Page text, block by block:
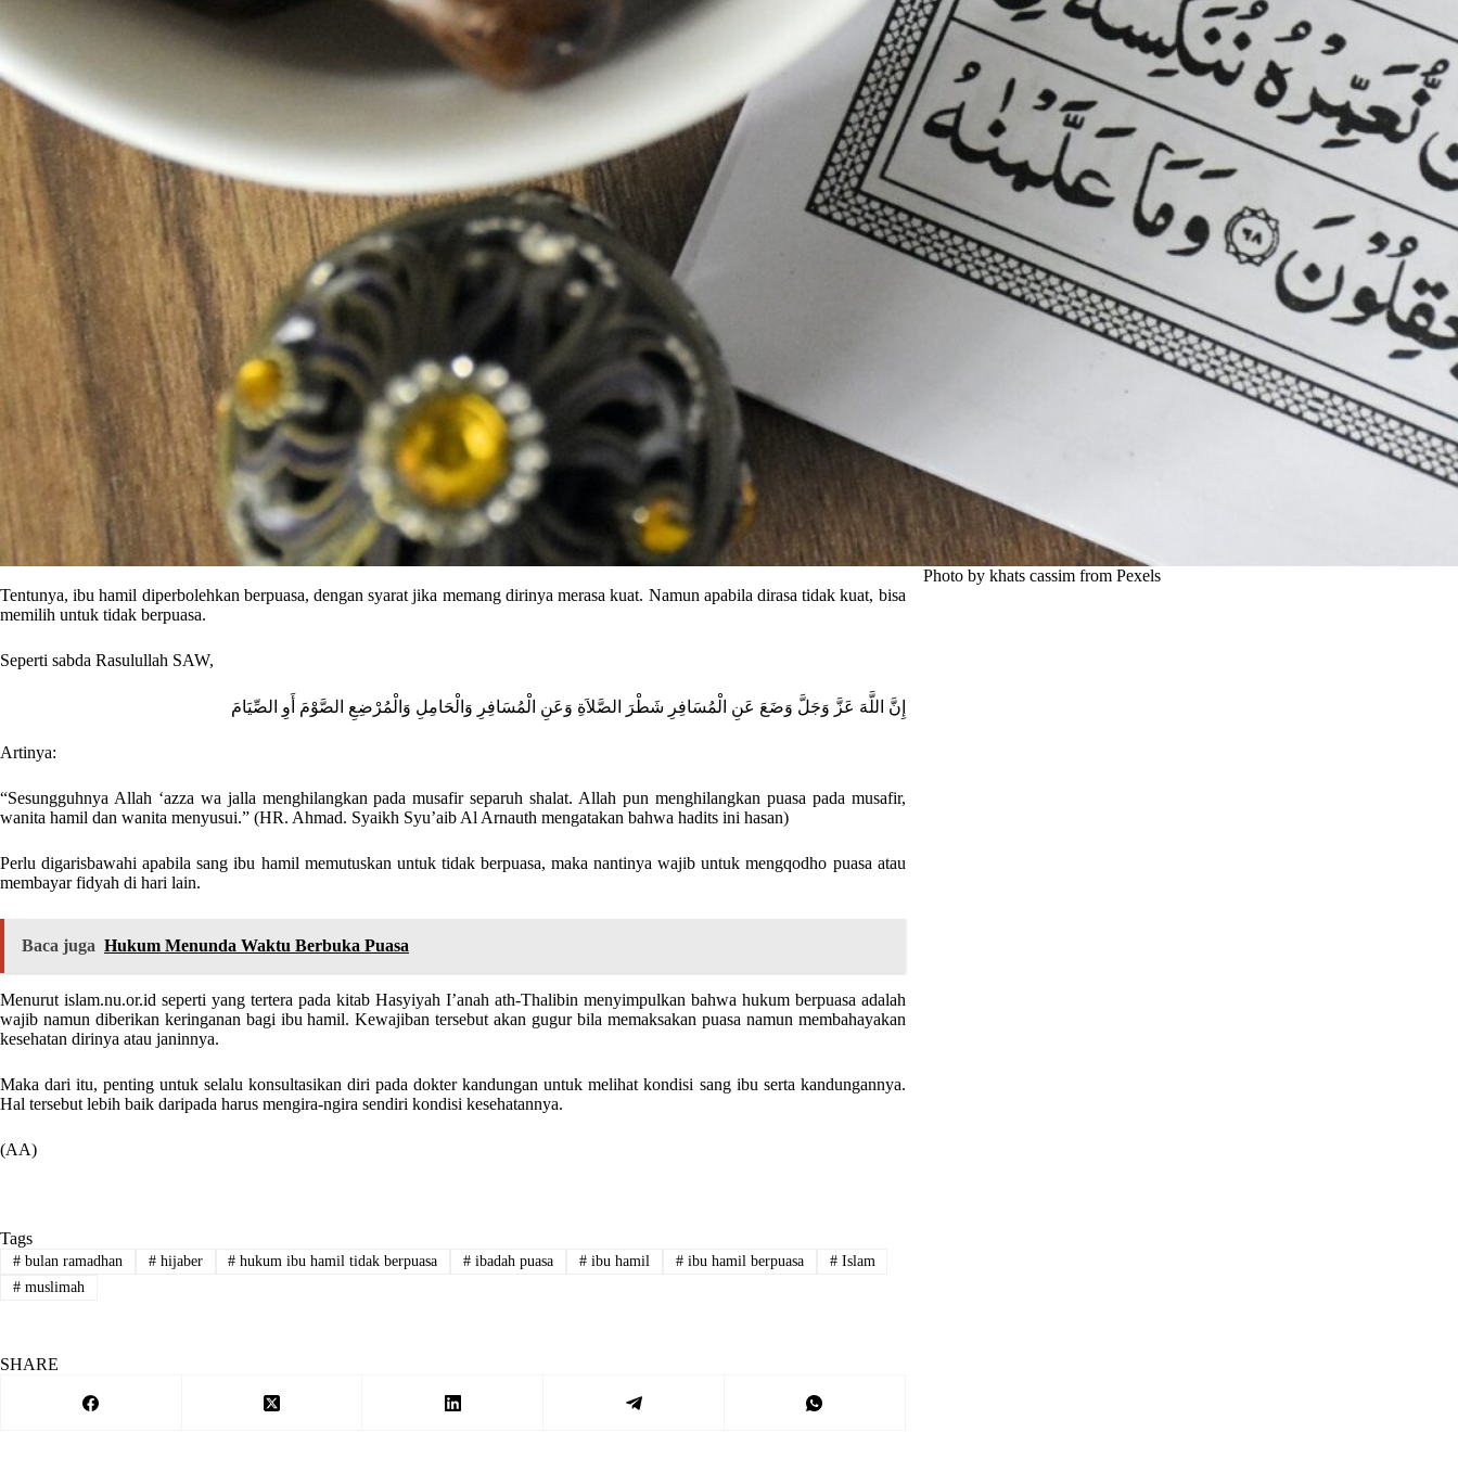
Photo by khats cassim from Pexels
Tentunya, ibu hamil diperbolehkan berpuasa, dengan syarat jika memang dirinya merasa kuat. Namun apabila dirasa tidak kuat, bisa
memilih untuk tidak berpuasa.
Seperti sabda Rasulullah SAW,
إِنَّ اللَّهَ عَزَّ وَجَلَّ وَضَعَ عَنِ الْمُسَافِرِ شَطْرَ الصَّلاَةِ وَعَنِ الْمُسَافِرِ وَالْحَامِلِ وَالْمُرْضِعِ الصَّوْمَ أَوِ الصِّيَامَ
Artinya:
“Sesungguhnya Allah ‘azza wa jalla menghilangkan pada musafir separuh shalat. Allah pun menghilangkan puasa pada musafir,
wanita hamil dan wanita menyusui.” (HR. Ahmad. Syaikh Syu’aib Al Arnauth mengatakan bahwa hadits ini hasan)
Perlu digarisbawahi apabila sang ibu hamil memutuskan untuk tidak berpuasa, maka nantinya wajib untuk mengqodho puasa atau
membayar fidyah di hari lain.
Baca juga Hukum Menunda Waktu Berbuka Puasa
Menurut islam.nu.or.id seperti yang tertera pada kitab Hasyiyah I’anah ath-Thalibin menyimpulkan bahwa hukum berpuasa adalah
wajib namun diberikan keringanan bagi ibu hamil. Kewajiban tersebut akan gugur bila memaksakan puasa namun membahayakan
kesehatan dirinya atau janinnya.
Maka dari itu, penting untuk selalu konsultasikan diri pada dokter kandungan untuk melihat kondisi sang ibu serta kandungannya.
Hal tersebut lebih baik daripada harus mengira-ngira sendiri kondisi kesehatannya.
(AA)
Tags
#bulan ramadhan #hijaber # hukum ibu hamil tidak berpuasa # ibadah puasa # ibu hamil #ibu hamil berpuasa #Islam
#muslimah
SHARE